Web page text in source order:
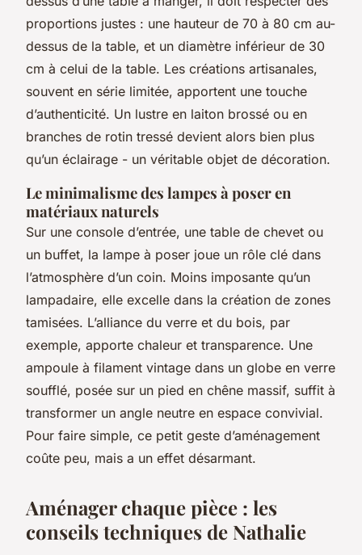
proportions justes : une hauteur de 70 à 80 cm au-
dessus de la table, et un diamètre inférieur de 30
cm à celui de la table. Les créations artisanales,
souvent en série limitée, apportent une touche
d’authenticité. Un lustre en laiton brossé ou en
branches de rotin tressé devient alors bien plus
qu’un éclairage - un véritable objet de décoration.
Le minimalisme des lampes à poser en
matériaux naturels
Sur une console d’entrée, une table de chevet ou
un buffet, la lampe à poser joue un rôle clé dans
l’atmosphère d’un coin. Moins imposante qu’un
lampadaire, elle excelle dans la création de zones
tamisées. L’alliance du verre et du bois, par
exemple, apporte chaleur et transparence. Une
ampoule à filament vintage dans un globe en verre
soufflé, posée sur un pied en chêne massif, suffit à
transformer un angle neutre en espace convivial.
Pour faire simple, ce petit geste d’aménagement
coûte peu, mais a un effet désarmant.
Aménager chaque pièce : les
conseils techniques de Nathalie